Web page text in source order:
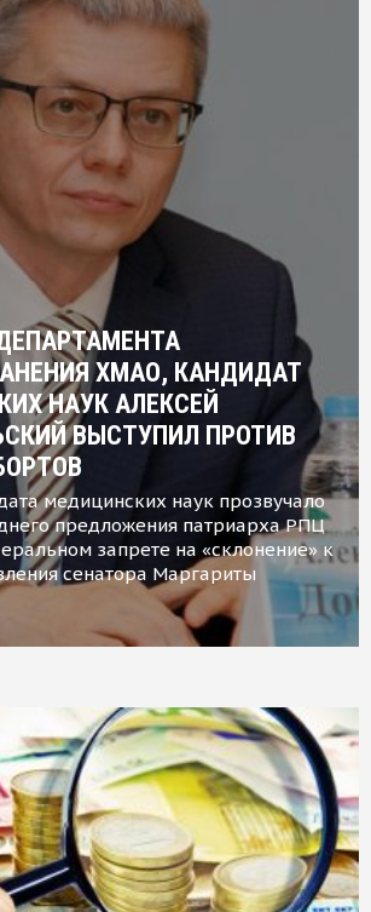
ХМАО, КАНДИДАТ
НАУК АЛЕКСЕЙ
ВЫСТУПИЛ ПРОТИВ
медицинских наук прозвучало
предложения патриарха РПЦ
запрете на «склонение» к
сенатора Маргариты